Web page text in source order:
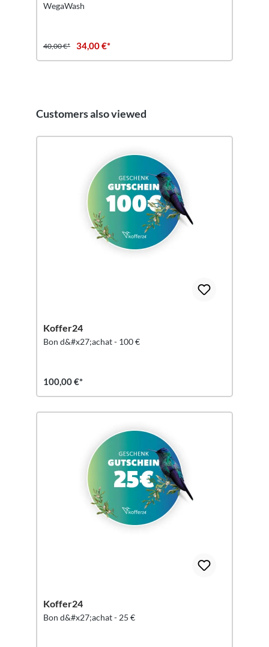
WegaWash
40,00 €* 34,00 €*
Ignorer la galerie de produits
Customers also viewed
Koffer24
Bon d&#x27;achat - 100 €
100,00 €*
Koffer24
Bon d&#x27;achat - 25 €